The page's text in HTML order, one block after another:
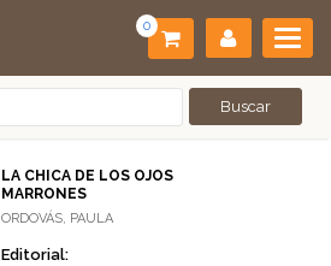
0
LA CHICA DE LOS OJOS
MARRONES
ORDOVÁS, PAULA
Editorial: